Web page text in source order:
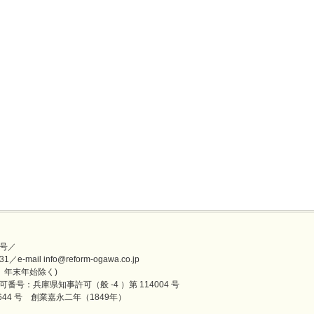
／
／e-mail info@reform-ogawa.co.jp
末年始除く)
番号：兵庫県知事許可（般 -4 ）第 114004 号
号 創業嘉永二年（1849年）